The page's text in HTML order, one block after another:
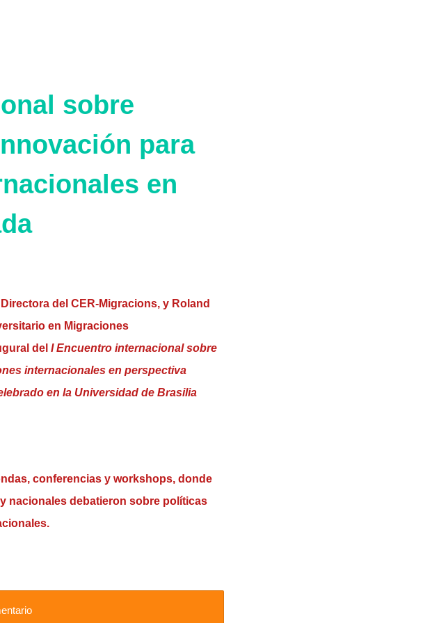
sobre
para
en
del CER-Migracions, y Roland
en Migraciones
del I Encuentro internacional sobre
internacionales en perspectiva
en la Universidad de Brasilia
conferencias y workshops, donde
nacionales debatieron sobre políticas